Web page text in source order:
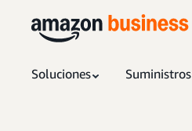
Soluciones Suministros